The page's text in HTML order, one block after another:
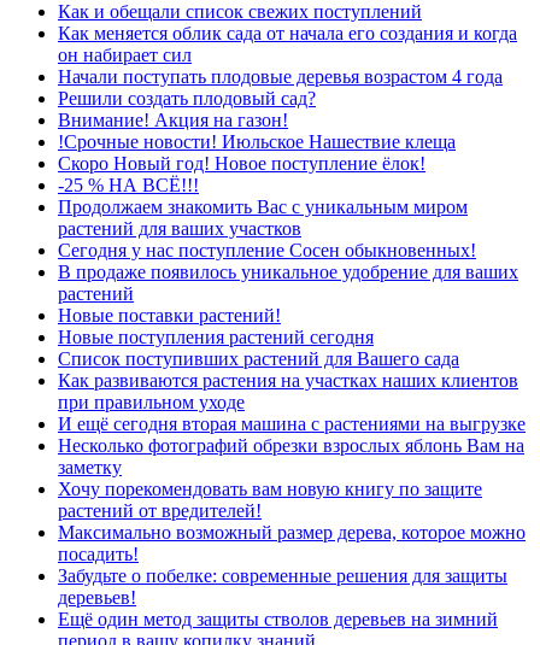
Как и обещали список свежих поступлений
Как меняется облик сада от начала его создания и когда
он набирает сил
Начали поступать плодовые деревья возрастом 4 года
Решили создать плодовый сад?
Внимание! Акция на газон!
!Срочные новости! Июльское Нашествие клеща
Скоро Новый год! Новое поступление ёлок!
-25 % НА ВСЁ!!!
Продолжаем знакомить Вас с уникальным миром
растений для ваших участков
Сегодня у нас поступление Сосен обыкновенных!
В продаже появилось уникальное удобрение для ваших
растений
Новые поставки растений!
Новые поступления растений сегодня
Список поступивших растений для Вашего сада
Как развиваются растения на участках наших клиентов
при правильном уходе
И ещё сегодня вторая машина с растениями на выгрузке
Несколько фотографий обрезки взрослых яблонь Вам на
заметку
Хочу порекомендовать вам новую книгу по защите
растений от вредителей!
Максимально возможный размер дерева, которое можно
посадить!
Забудьте о побелке: современные решения для защиты
деревьев!
Ещё один метод защиты стволов деревьев на зимний
период в вашу копилку знаний